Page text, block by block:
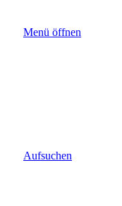
Menü öffnen
Aufsuchen